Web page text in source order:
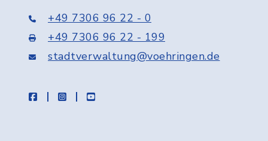
+49 7306 96 22 - 0
+49 7306 96 22 - 199
stadtverwaltung@voehringen.de
facebookinstagramyoutube